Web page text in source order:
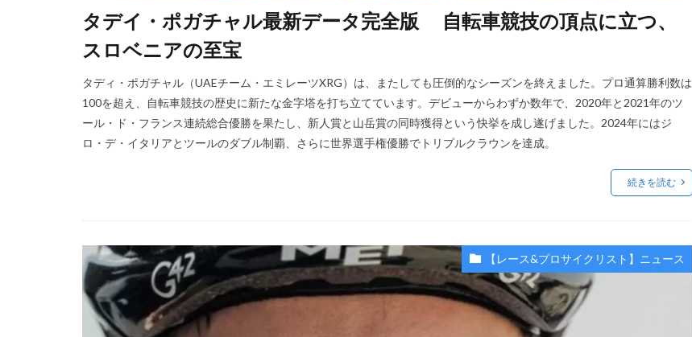
タデイ・ポガチャル最新データ完全版 自転車競技の頂点に立つ、
スロベニアの至宝
タディ・ポガチャル（UAEチーム・エミレーツXRG）は、またしても圧倒的なシーズンを終えました。プロ通算勝利数は
100を超え、自転車競技の歴史に新たな金字塔を打ち立てています。デビューからわずか数年で、2020年と2021年のツ
ール・ド・フランス連続総合優勝を果たし、新人賞と山岳賞の同時獲得という快挙を成し遂げました。2024年にはジ
ロ・デ・イタリアとツールのダブル制覇、さらに世界選手権優勝でトリプルクラウンを達成。
続きを読む
【レース&プロサイクリスト】ニュース